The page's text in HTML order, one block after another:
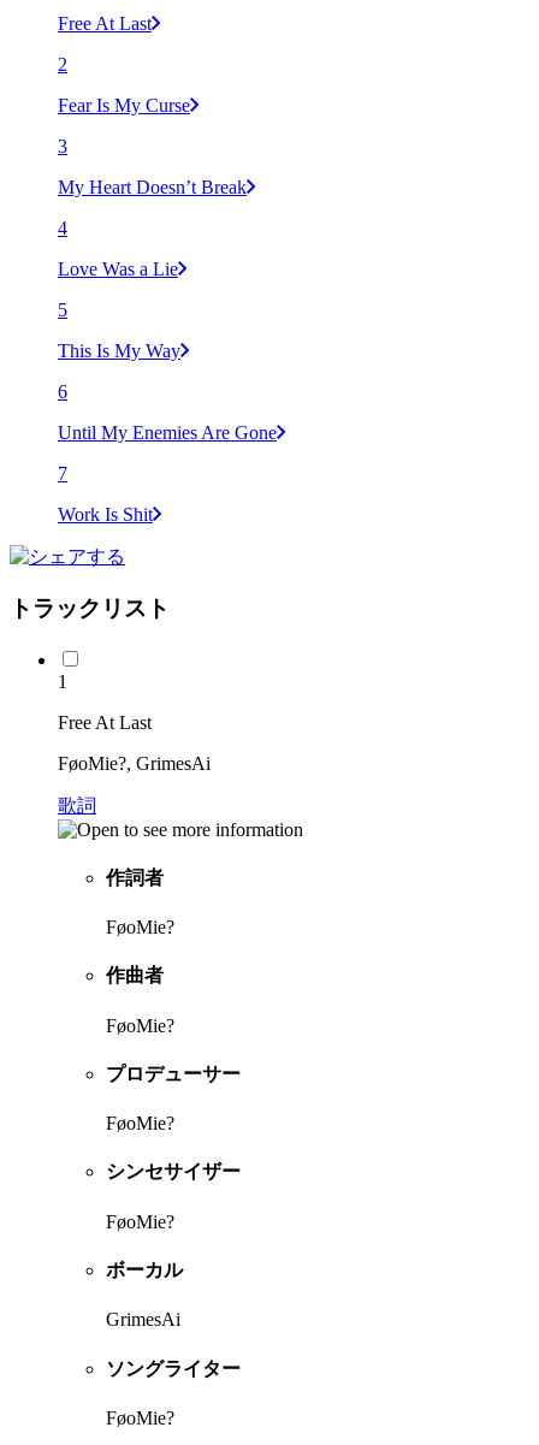
Free At Last
2
Fear Is My Curse
3
My Heart Doesn’t Break
4
Love Was a Lie
5
This Is My Way
6
Until My Enemies Are Gone
7
Work Is Shit
トラックリスト
1
Free At Last
FøoMie?, GrimesAi
歌詞
作詞者
FøoMie?
作曲者
FøoMie?
プロデューサー
FøoMie?
シンセサイザー
FøoMie?
ボーカル
GrimesAi
ソングライター
FøoMie?